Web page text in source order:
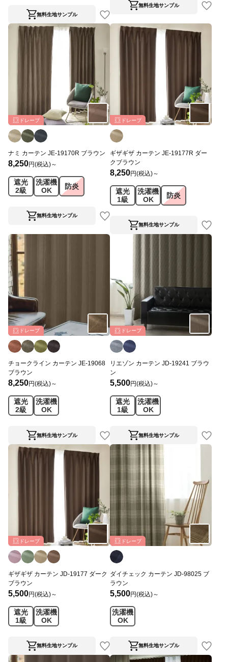
無料生地サンプル
無料生地サンプル
ドレープ
ナミ カーテン JE-19170R ブラウン
8,250円(税込)～
遮光
2級
洗濯機
OK
防炎
無料生地サンプル
ドレープ
ギザギザ カーテン JE-19177R ダー
クブラウン
8,250円(税込)～
遮光
1級
洗濯機
OK
防炎
無料生地サンプル
ドレープ
チョークライン カーテン JE-19068
ブラウン
8,250円(税込)～
遮光
2級
洗濯機
OK
無料生地サンプル
ドレープ
リエゾン カーテン JD-19241 ブラウ
ン
5,500円(税込)～
遮光
1級
洗濯機
OK
無料生地サンプル
ドレープ
ギザギザ カーテン JD-19177 ダーク
ブラウン
5,500円(税込)～
遮光
1級
洗濯機
OK
無料生地サンプル
ドレープ
ダイチェック カーテン JD-98025 ブ
ラウン
5,500円(税込)～
洗濯機
OK
無料生地サンプル